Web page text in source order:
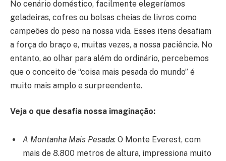
No cenário doméstico, facilmente elegeríamos
geladeiras, cofres ou bolsas cheias de livros como
campeões do peso na nossa vida. Esses itens desafiam
a força do braço e, muitas vezes, a nossa paciência. No
entanto, ao olhar para além do ordinário, percebemos
que o conceito de “coisa mais pesada do mundo” é
muito mais amplo e surpreendente.
Veja o que desafia nossa imaginação:
A Montanha Mais Pesada: O Monte Everest, com
mais de 8.800 metros de altura, impressiona muito